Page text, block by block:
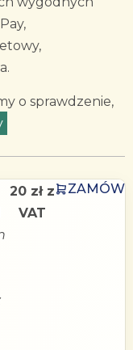
o sprawdzenie,
20 zł z
VAT
ZAMÓW